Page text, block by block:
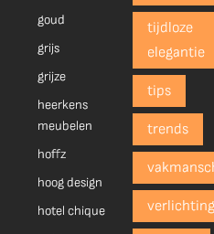
goud
grijs
grijze
heerkens
meubelen
hoffz
hoog design
hotel chique
tijdloze
elegantie
tips
trends